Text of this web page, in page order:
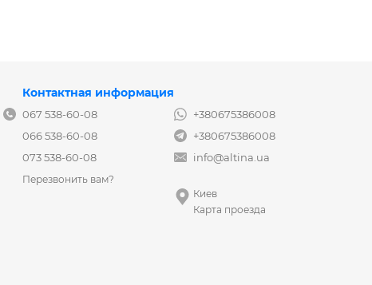
Контактная информация
067 538-60-08
066 538-60-08
073 538-60-08
Перезвонить вам?
+380675386008
+380675386008
info@altina.ua
Киев
Карта проезда